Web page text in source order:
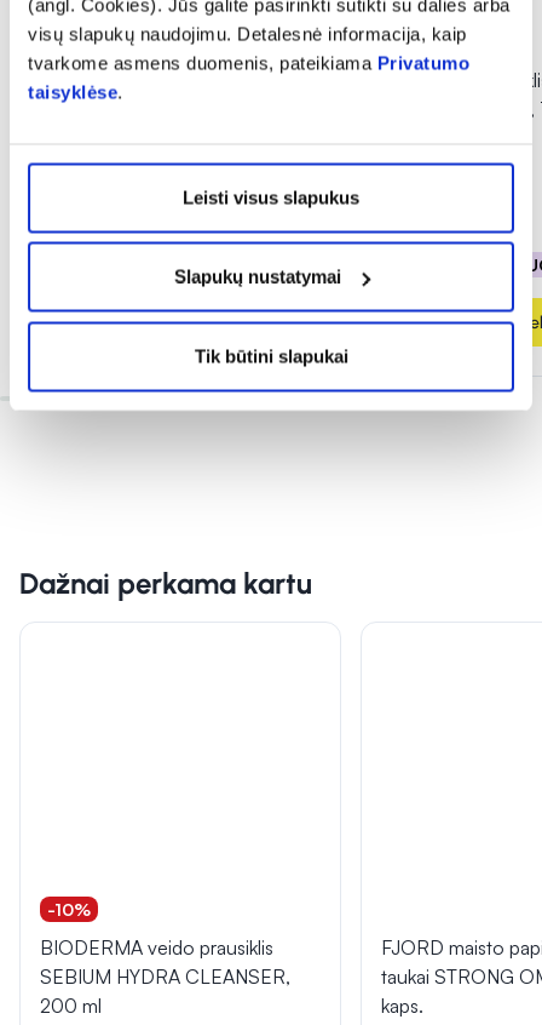
(angl. Cookies). Jūs galite pasirinkti sutikti su dalies arba
visų slapukų naudojimu. Detalesnė informacija, kaip
tvarkome asmens duomenis, pateikiama Privatumo
taisyklėse.
Leisti visus slapukus
Slapukų nustatymai
Tik būtini slapukai
-50%
DELIA veido kremas DERMO
SYSTEM, 50 ml
(2)
% PAPILDOMA NUOLAIDA
Į krepšelį
-40%
PFC veido
C RADIANCE
% PAPILDOMA
Į
Dažnai perkama kartu
-10%
BIODERMA veido prausiklis
SEBIUM HYDRA CLEANSER,
200 ml
FJORD maisto
taukai STRONG
kaps.